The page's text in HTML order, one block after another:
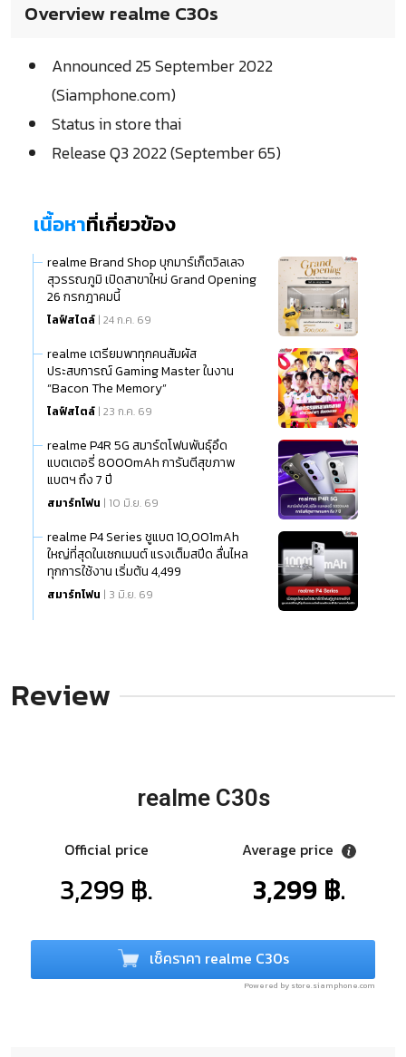
Overview realme C30s
Announced 25 September 2022
(Siamphone.com)
Status in store thai
Release Q3 2022 (September 65)
เนื้อหาที่เกี่ยวข้อง
realme Brand Shop บุกมาร์เก็ตวิลเลจ
สุวรรณภูมิ เปิดสาขาใหม่ Grand Opening
26 กรกฎาคมนี้
ไลฟ์สไตล์ | 24 ก.ค. 69
realme เตรียมพาทุกคนสัมผัส
ประสบการณ์ Gaming Master ในงาน
“Bacon The Memory”
ไลฟ์สไตล์ | 23 ก.ค. 69
realme P4R 5G สมาร์ตโฟนพันธุ์อึด
แบตเตอรี่ 8000mAh การันตีสุขภาพ
แบตฯ ถึง 7 ปี
สมาร์ทโฟน | 10 มิ.ย. 69
realme P4 Series ชูแบต 10,001mAh
ใหญ่ที่สุดในเซกเมนต์ แรงเต็มสปีด ลื่นไหล
ทุกการใช้งาน เริ่มต้น 4,499
สมาร์ทโฟน | 3 มิ.ย. 69
Review
realme C30s
Official price
3,299 ฿.
Average price
3,299 ฿.
เช็คราคา realme C30s
Powered by store.siamphone.com